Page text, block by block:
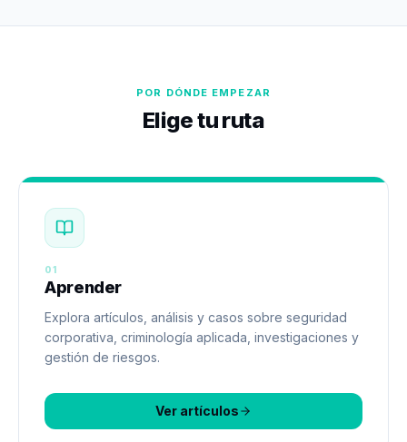
POR DÓNDE EMPEZAR
Elige tu ruta
01
Aprender
Explora artículos, análisis y casos sobre seguridad
corporativa, criminología aplicada, investigaciones y
gestión de riesgos.
Ver artículos